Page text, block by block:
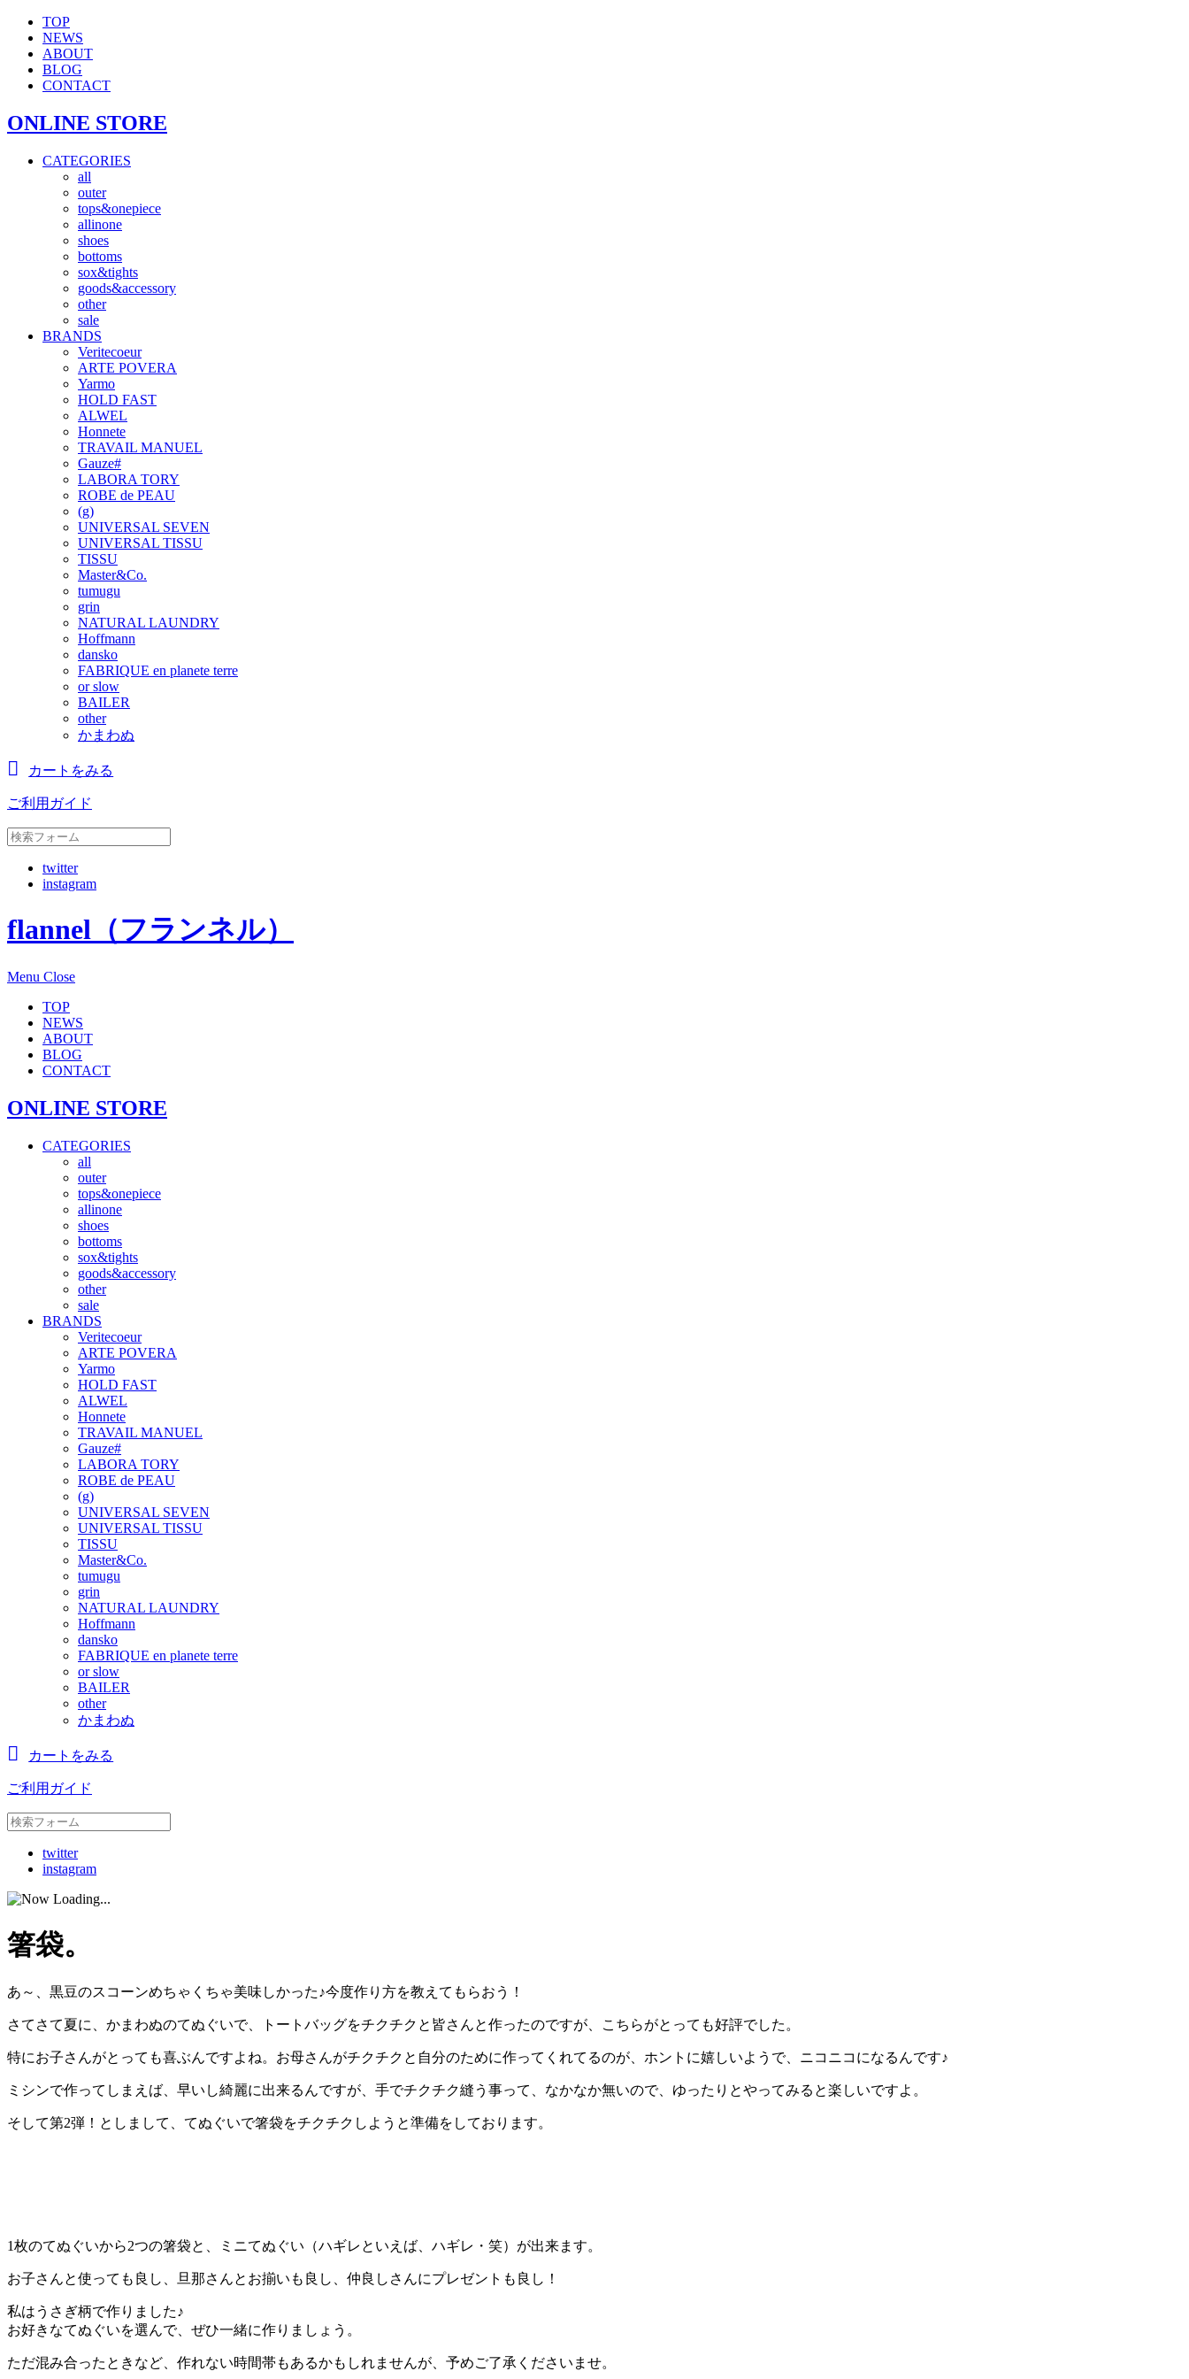
TOP
NEWS
ABOUT
BLOG
CONTACT
ONLINE STORE
CATEGORIES
all
outer
tops&onepiece
allinone
shoes
bottoms
sox&tights
goods&accessory
other
sale
BRANDS
Veritecoeur
ARTE POVERA
Yarmo
HOLD FAST
ALWEL
Honnete
TRAVAIL MANUEL
Gauze#
LABORA TORY
ROBE de PEAU
(g)
UNIVERSAL SEVEN
UNIVERSAL TISSU
TISSU
Master&Co.
tumugu
grin
NATURAL LAUNDRY
Hoffmann
dansko
FABRIQUE en planete terre
or slow
BAILER
other
かまわぬ
カートをみる
ご利用ガイド
twitter
instagram
flannel（フランネル）
Menu Close
TOP
NEWS
ABOUT
BLOG
CONTACT
ONLINE STORE
CATEGORIES
all
outer
tops&onepiece
allinone
shoes
bottoms
sox&tights
goods&accessory
other
sale
BRANDS
Veritecoeur
ARTE POVERA
Yarmo
HOLD FAST
ALWEL
Honnete
TRAVAIL MANUEL
Gauze#
LABORA TORY
ROBE de PEAU
(g)
UNIVERSAL SEVEN
UNIVERSAL TISSU
TISSU
Master&Co.
tumugu
grin
NATURAL LAUNDRY
Hoffmann
dansko
FABRIQUE en planete terre
or slow
BAILER
other
かまわぬ
カートをみる
ご利用ガイド
twitter
instagram
箸袋。
あ～、黒豆のスコーンめちゃくちゃ美味しかった♪今度作り方を教えてもらおう！
さてさて夏に、かまわぬのてぬぐいで、トートバッグをチクチクと皆さんと作ったのですが、こちらがとっても好評でした。
特にお子さんがとっても喜ぶんですよね。お母さんがチクチクと自分のために作ってくれてるのが、ホントに嬉しいようで、ニコニコになるんです♪
ミシンで作ってしまえば、早いし綺麗に出来るんですが、手でチクチク縫う事って、なかなか無いので、ゆったりとやってみると楽しいですよ。
そして第2弾！としまして、てぬぐいで箸袋をチクチクしようと準備をしております。
1枚のてぬぐいから2つの箸袋と、ミニてぬぐい（ハギレといえば、ハギレ・笑）が出来ます。
お子さんと使っても良し、旦那さんとお揃いも良し、仲良しさんにプレゼントも良し！
私はうさぎ柄で作りました♪
お好きなてぬぐいを選んで、ぜひ一緒に作りましょう。
ただ混み合ったときなど、作れない時間帯もあるかもしれませんが、予めご了承くださいませ。